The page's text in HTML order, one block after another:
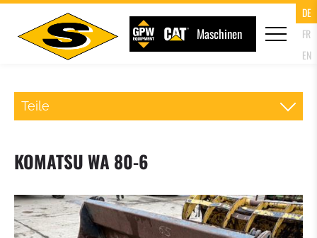
Maschinen
DE
FR
EN
Teile
LADESCHAUFEL
KOMATSU WA 80-6